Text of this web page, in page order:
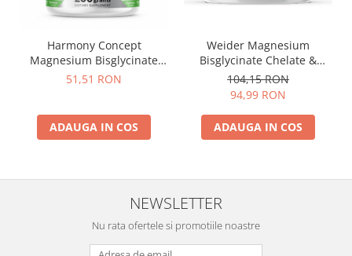
Harmony Concept
Magnesium Bisglycinate
200 g
51,51 RON
ADAUGA IN COS
Weider Magnesium
Bisglycinate Chelate &
Citrate 200g
104,15 RON
94,99 RON
ADAUGA IN COS
NEWSLETTER
Nu rata ofertele si promotiile noastre